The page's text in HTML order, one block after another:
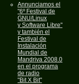
Annunciamos el
"6º Festival de
GNU/Linux
y Software Libre"
y también el
Festival de
Instalación
Mundial de
Mandriva 2008.0
en el programa
de radio
"Bit X Bit"